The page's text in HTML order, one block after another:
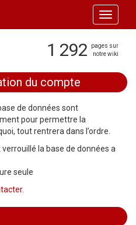
Toggle
1 292
pages sur
notre wiki
du compte
de données sont
pour permettre la
tout rentrera dans l’ordre.
la base de données a
seule
.